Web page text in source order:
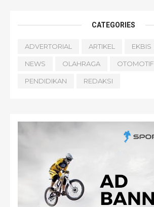
CATEGORIES
ADVERTORIAL ARTIKEL EKBIS
NEWS OLAHRAGA OTOMOTIF
PENDIDIKAN REDAKSI